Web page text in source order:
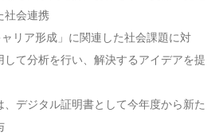
社会連携
リア形成」に関連した社会課題に対
して分析を行い、解決するアイデアを提
、デジタル証明書として今年度から新た